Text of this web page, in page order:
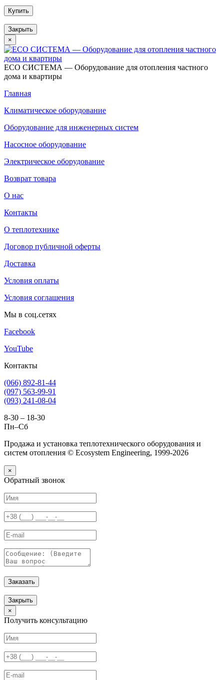
Купить
Закрыть
×
ECO СИСТЕМА — Оборудование для отопления частного
дома и квартиры
Главная
Климатическое оборудование
Оборудование для инженерных систем
Насосное оборудование
Электрическое оборудование
Возврат товара
О нас
Контакты
О теплотехнике
Договор публичной оферты
Доставка
Условия оплаты
Условия соглашения
Мы в соц.сетях
Facebook
YouTube
Контакты
(066) 892-81-44
(097) 563-99-91
(093) 241-08-04
8-30 – 18-30
Пн–Сб
Продажа и установка теплотехнического оборудования и
систем отопления © Ecosystem Engineering, 1999-2026
×
Обратный звонок
Заказать
Закрыть
×
Получить консультацию